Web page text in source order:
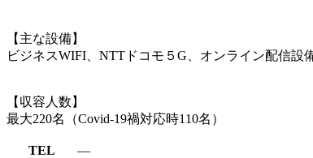
【主な設備】
ビジネスWIFI、NTTドコモ５G、オンライン配信設
【収容人数】
最大220名（Covid-19禍対応時110名）
TEL ―